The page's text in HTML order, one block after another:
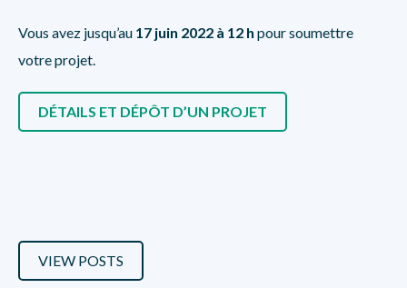
Vous avez jusqu’au 17 juin 2022 à 12 h pour soumettre
votre projet.
DÉTAILS ET DÉPÔT D’UN PROJET
VIEW POSTS